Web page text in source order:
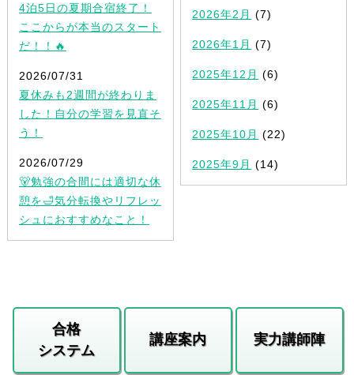
4泊5日の夏期合宿終了！
ここからが本当のスタート
だ！！🔥
2026/07/31
夏休みも2週間が終わりま
した！自分の学習を見直そ
う！
2026/07/29
🐻勉強の合間には適切な休
憩を🛁気分転換やリフレッ
シュにおすすめなこと！
2026年2月 (7)
2026年1月 (7)
2025年12月 (6)
2025年11月 (6)
2025年10月 (22)
2025年9月 (14)
合格
システム
講座案内 実力講師陣